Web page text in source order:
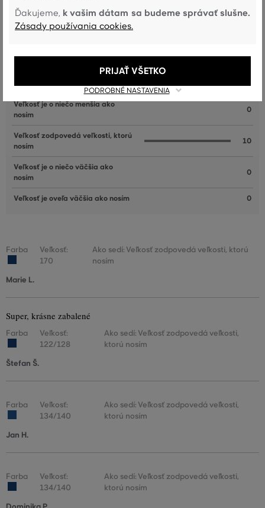
Recenzie
AKO SEDELA VYBRANÁ VEĽKOSŤ NAŠIM ZÁKAZNÍKOM
Veľkosť je oveľa menšia ako nosím 0
Veľkosť je o niečo menšia ako
nosím
0
Veľkosť zodpovedá veľkosti, ktorú
nosím
10
Veľkosť je o niečo väčšia ako
nosím
0
Veľkosť je oveľa väčšia ako nosím 0
Farba
Veľkosť:
170
Ako sedí: Veľkosť zodpovedá veľkosti, ktorú
nosím
Marie L.
Super, krásne zabalené
Farba
Veľkosť:
122/128
Ako sedí: Veľkosť zodpovedá veľkosti,
ktorú nosím
Štefan Š.
Farba
Veľkosť:
134/140
Ako sedí: Veľkosť zodpovedá veľkosti,
ktorú nosím
Jan H.
Farba
Veľkosť:
134/140
Ako sedí: Veľkosť zodpovedá veľkosti,
ktorú nosím
Ďakujeme, k vašim dátam sa budeme správať slušne.
Zásady používania cookies.
PODROBNÉ NASTAVENIA
PRIJAŤ VŠETKO